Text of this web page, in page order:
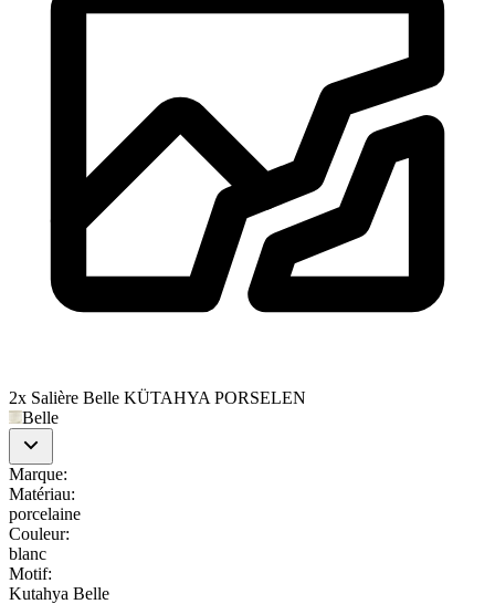
2x Salière Belle KÜTAHYA PORSELEN
Belle
Marque:
Matériau:
porcelaine
Couleur:
blanc
Motif:
Kutahya Belle